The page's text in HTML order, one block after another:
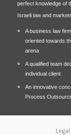
perfect knowledge of
Israeli law and
A business law
oriented towards
arena
A qualified team
individual client
An innovative
Process